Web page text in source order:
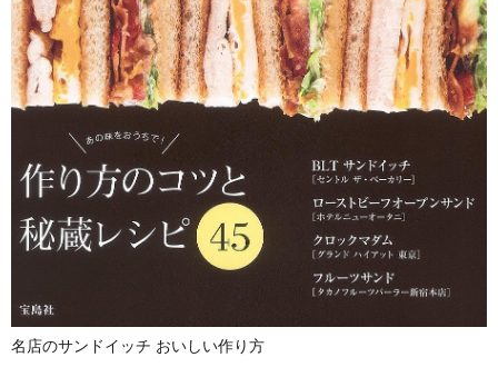
名店のサンドイッチ おいしい作り方